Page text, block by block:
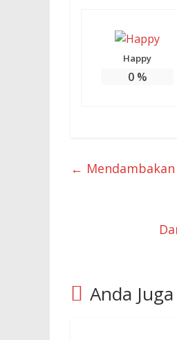
Happy
0%
←
Anda